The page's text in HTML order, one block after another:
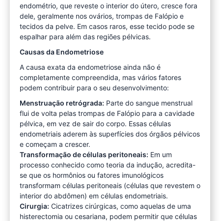
endométrio, que reveste o interior do útero, cresce fora
dele, geralmente nos ovários, trompas de Falópio e
tecidos da pelve. Em casos raros, esse tecido pode se
espalhar para além das regiões pélvicas.
Causas da Endometriose
A causa exata da endometriose ainda não é
completamente compreendida, mas vários fatores
podem contribuir para o seu desenvolvimento:
Menstruação retrógrada: Parte do sangue menstrual
flui de volta pelas trompas de Falópio para a cavidade
pélvica, em vez de sair do corpo. Essas células
endometriais aderem às superfícies dos órgãos pélvicos
e começam a crescer.
Transformação de células peritoneais: Em um
processo conhecido como teoria da indução, acredita-
se que os hormônios ou fatores imunológicos
transformam células peritoneais (células que revestem o
interior do abdômen) em células endometriais.
Cirurgia: Cicatrizes cirúrgicas, como aquelas de uma
histerectomia ou cesariana, podem permitir que células